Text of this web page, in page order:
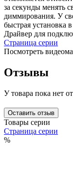
за секунды менять
диммирования. У
быстрая
Драйвер для
Страница серии
Посмотреть
Отзывы
У товара пока нет
Оставить отзыв
Товары серии
Страница серии
%